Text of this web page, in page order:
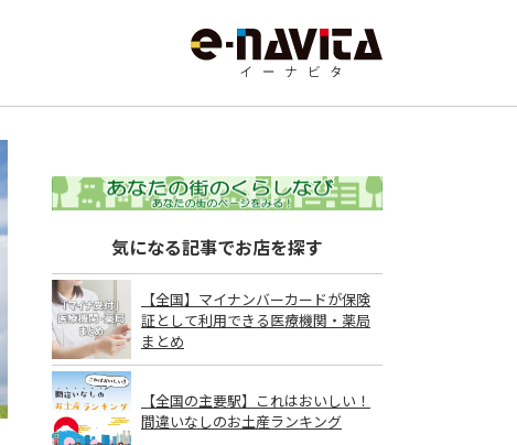
気になる記事でお店を探す
【全国】マイナンバーカードが保険
証として利用できる医療機関・薬局
まとめ
【全国の主要駅】これはおいしい！
間違いなしのお土産ランキング